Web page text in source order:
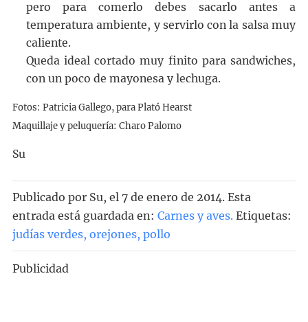
pero para comerlo debes sacarlo antes a
temperatura ambiente, y servirlo con la salsa muy
caliente.
Queda ideal cortado muy finito para sandwiches,
con un poco de mayonesa y lechuga.
Fotos: Patricia Gallego, para Plató Hearst
Maquillaje y peluquería: Charo Palomo
Su
Publicado por Su, el 7 de enero de 2014. Esta
entrada está guardada en: Carnes y aves. Etiquetas:
judías verdes, orejones, pollo
Publicidad